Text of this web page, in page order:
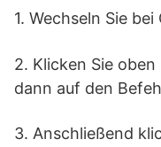
1. Wechseln Sie
2. Klicken Sie
dann auf den
3. Anschließend